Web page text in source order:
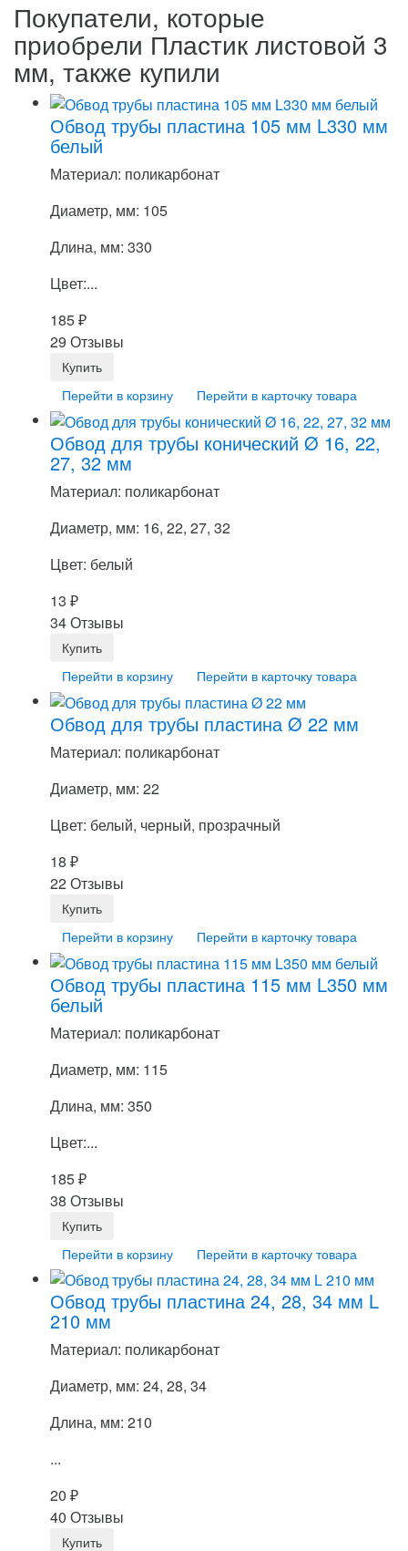
Покупатели, которые
приобрели Пластик листовой 3
мм, также купили
Обвод трубы пластина 105 мм L330 мм
белый
Материал: поликарбонат
Диаметр, мм: 105
Длина, мм: 330
Цвет:...
185₽
29 Отзывы
Перейти в корзину Перейти в карточку товара
Обвод для трубы конический Ø 16, 22,
27, 32 мм
Материал: поликарбонат
Диаметр, мм: 16, 22, 27, 32
Цвет: белый
13 ₽
34 Отзывы
Перейти в корзину Перейти в карточку товара
Обвод для трубы пластина Ø 22 мм
Материал: поликарбонат
Диаметр, мм: 22
Цвет: белый, черный, прозрачный
18 ₽
22 Отзывы
Перейти в корзину Перейти в карточку товара
Обвод трубы пластина 115 мм L350 мм
белый
Материал: поликарбонат
Диаметр, мм: 115
Длина, мм: 350
Цвет:...
185₽
38 Отзывы
Перейти в корзину Перейти в карточку товара
Обвод трубы пластина 24, 28, 34 мм L
210 мм
Материал: поликарбонат
Диаметр, мм: 24, 28, 34
Длина, мм: 210
...
20 ₽
40 Отзывы